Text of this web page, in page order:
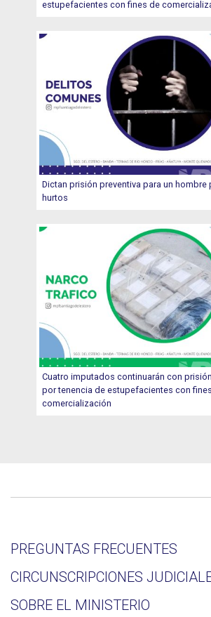
estupefacientes con fines de
Dictan prisión preventiva para un hombre
hurtos
Cuatro imputados continuarán con
por tenencia de estupefacientes con
comercialización
PREGUNTAS FRECUENTES
CIRCUNSCRIPCIONES
SOBRE EL MINISTERIO